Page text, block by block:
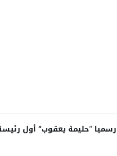
رسميا “حليمة يعقوب” أول